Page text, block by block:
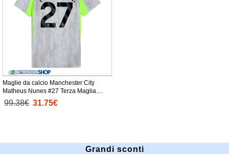
Maglie da calcio Manchester City
Matheus Nunes #27 Terza Maglia
Femminile 2025-26 Manica Corta
99.38€ 31.75€
Grandi sconti